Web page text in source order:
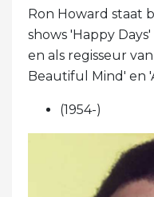
Ron Howard staat
shows 'Happy
en als regisseur
Beautiful Mind' en
(1954-)